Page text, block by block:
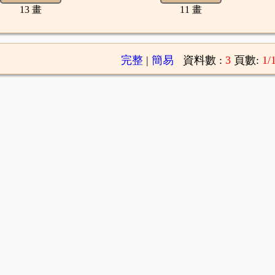
13 畫 11 畫
完整| 簡易 資料數 : 3 頁數: 1/